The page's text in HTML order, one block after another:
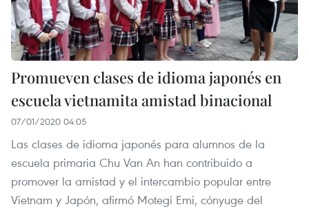
Promueven clases de idioma japonés en
escuela vietnamita amistad binacional
07/01/2020 04:05
Las clases de idioma japonés para alumnos de la
escuela primaria Chu Van An han contribuido a
promover la amistad y el intercambio popular entre
Vietnam y Japón, afirmó Motegi Emi, cónyuge del